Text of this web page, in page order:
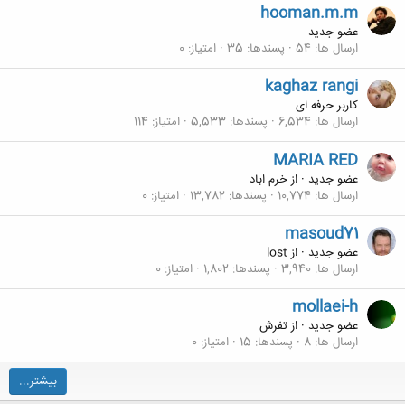
hooman.m.m
عضو جدید
ارسال ها 54 پسندها 35 امتیاز 0
kaghaz rangi
کاربر حرفه ای
ارسال ها 6,534 پسندها 5,533 امتیاز 114
MARIA RED
عضو جدید · ازخرم اباد
ارسال ها 10,774 پسندها 13,782 امتیاز 0
masoud71
عضو جدید · از lost
ارسال ها 3,940 پسندها 1,802 امتیاز 0
mollaei-h
عضو جدید · ازتفرش
ارسال ها 8 پسندها 15 امتیاز 0
بیشتر...